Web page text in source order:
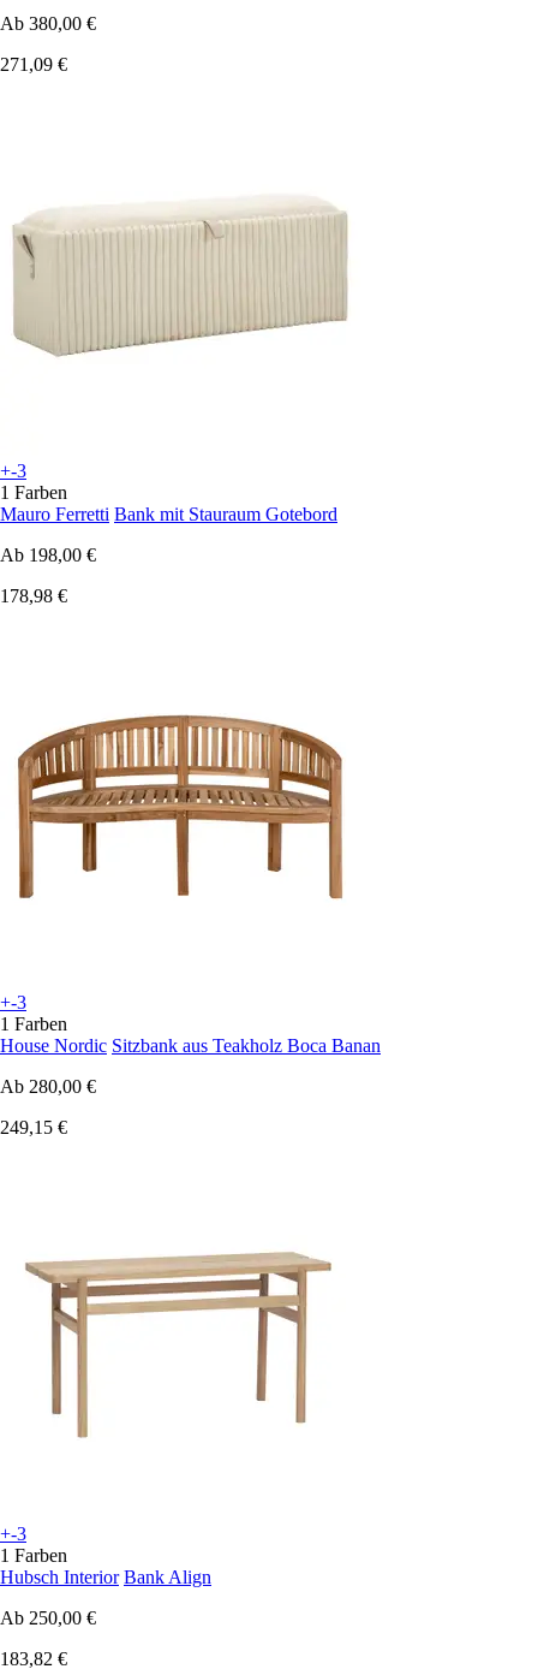
Ab 380,00 €
271,09 €
+-3
1 Farben
Mauro Ferretti Bank mit Stauraum Gotebord
Ab 198,00 €
178,98 €
+-3
1 Farben
House Nordic Sitzbank aus Teakholz Boca Banan
Ab 280,00 €
249,15 €
+-3
1 Farben
Hubsch Interior Bank Align
Ab 250,00 €
183,82 €